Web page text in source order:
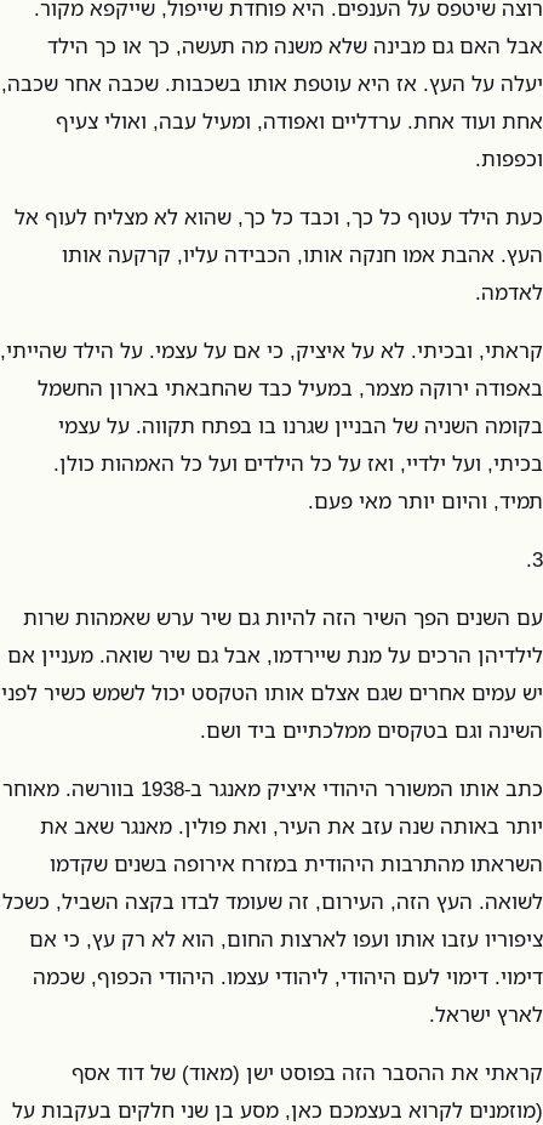
רוצה שיטפס על הענפים. היא פוחדת שייפול, שייקפא מקור.
אבל האם גם מבינה שלא משנה מה תעשה, כך או כך הילד
יעלה על העץ. אז היא עוטפת אותו בשכבות. שכבה אחר שכבה,
אחת ועוד אחת. ערדליים ואפודה, ומעיל עבה, ואולי צעיף
וכפפות.
כעת הילד עטוף כל כך, וכבד כל כך, שהוא לא מצליח לעוף אל
העץ. אהבת אמו חנקה אותו, הכבידה עליו, קרקעה אותו
לאדמה.
קראתי, ובכיתי. לא על איציק, כי אם על עצמי. על הילד שהייתי,
באפודה ירוקה מצמר, במעיל כבד שהחבאתי בארון החשמל
בקומה השניה של הבניין שגרנו בו בפתח תקווה. על עצמי
בכיתי, ועל ילדיי, ואז על כל הילדים ועל כל האמהות כולן.
תמיד, והיום יותר מאי פעם.
3.
עם השנים הפך השיר הזה להיות גם שיר ערש שאמהות שרות
לילדיהן הרכים על מנת שיירדמו, אבל גם שיר שואה. מעניין אם
יש עמים אחרים שגם אצלם אותו הטקסט יכול לשמש כשיר לפני
השינה וגם בטקסים ממלכתיים ביד ושם.
כתב אותו המשורר היהודי איציק מאנגר ב-1938 בוורשה. מאוחר
יותר באותה שנה עזב את העיר, ואת פולין. מאנגר שאב את
השראתו מהתרבות היהודית במזרח אירופה בשנים שקדמו
לשואה. העץ הזה, העירום, זה שעומד לבדו בקצה השביל, כשכל
ציפוריו עזבו אותו ועפו לארצות החום, הוא לא רק עץ, כי אם
דימוי. דימוי לעם היהודי, ליהודי עצמו. היהודי הכפוף, שכמה
לארץ ישראל.
קראתי את ההסבר הזה בפוסט ישן (מאוד) של דוד אסף
(מוזמנים לקרוא בעצמכם כאן, מסע בן שני חלקים בעקבות על